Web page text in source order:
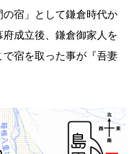
宿」として鎌倉時代か
成立後、鎌倉御家人を
宿を取った事が『吾妻